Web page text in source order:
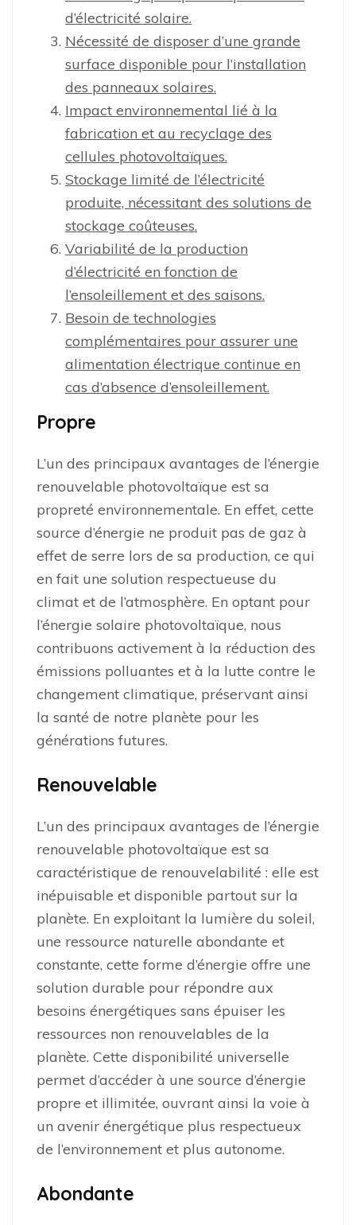
d’électricité solaire.
Nécessité de disposer d’une grande
surface disponible pour l’installation
des panneaux solaires.
Impact environnemental lié à la
fabrication et au recyclage des
cellules photovoltaïques.
Stockage limité de l’électricité
produite, nécessitant des solutions de
stockage coûteuses.
Variabilité de la production
d’électricité en fonction de
l’ensoleillement et des saisons.
Besoin de technologies
complémentaires pour assurer une
alimentation électrique continue en
cas d’absence d’ensoleillement.
Propre
L’un des principaux avantages de l’énergie
renouvelable photovoltaïque est sa
propreté environnementale. En effet, cette
source d’énergie ne produit pas de gaz à
effet de serre lors de sa production, ce qui
en fait une solution respectueuse du
climat et de l’atmosphère. En optant pour
l’énergie solaire photovoltaïque, nous
contribuons activement à la réduction des
émissions polluantes et à la lutte contre le
changement climatique, préservant ainsi
la santé de notre planète pour les
générations futures.
Renouvelable
L’un des principaux avantages de l’énergie
renouvelable photovoltaïque est sa
caractéristique de renouvelabilité : elle est
inépuisable et disponible partout sur la
planète. En exploitant la lumière du soleil,
une ressource naturelle abondante et
constante, cette forme d’énergie offre une
solution durable pour répondre aux
besoins énergétiques sans épuiser les
ressources non renouvelables de la
planète. Cette disponibilité universelle
permet d’accéder à une source d’énergie
propre et illimitée, ouvrant ainsi la voie à
un avenir énergétique plus respectueux
de l’environnement et plus autonome.
Abondante